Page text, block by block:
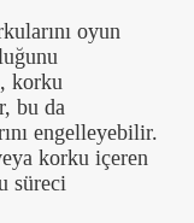
oyun
korku
bu da
engelleyebilir.
korku içeren
süreci